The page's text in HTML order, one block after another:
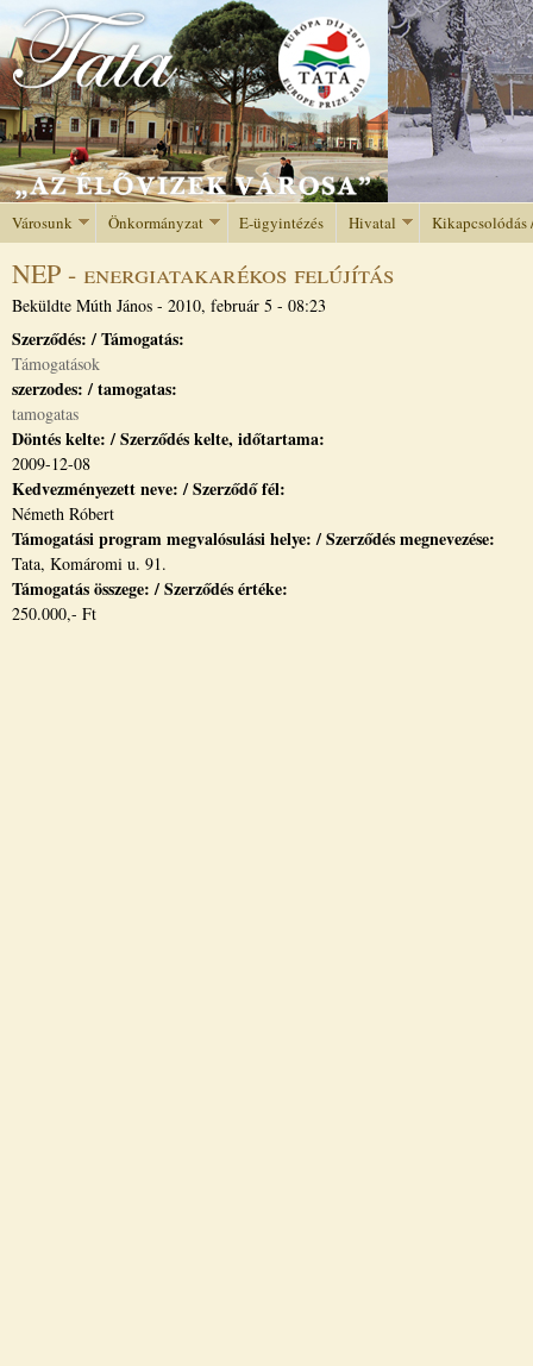
Jump to navigation
Városunk Önkormányzat E-ügyintézés Hivatal Kikapcsolódás
NEP - energiatakarékos felújítás
Beküldte Múth János - 2010, február 5 - 08:23
Szerződés: / Támogatás:
Támogatások
szerzodes: / tamogatas:
tamogatas
Döntés kelte: / Szerződés kelte, időtartama:
2009-12-08
Kedvezményezett neve: / Szerződő fél:
Németh Róbert
Támogatási program megvalósulási helye: / Szerződés megnevezése:
Tata, Komáromi u. 91.
Támogatás összege: / Szerződés értéke:
250.000,- Ft